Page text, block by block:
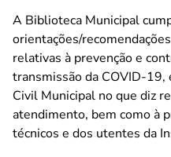
A Biblioteca Municipal
orientações/
relativas à prevenção e
transmissão da COVID-19,
Civil Municipal no que diz
atendimento, bem como à
técnicos e dos utentes da